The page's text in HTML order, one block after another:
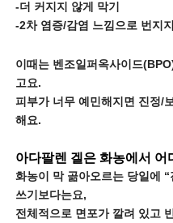
-더 커지지 않게 막기
-2차 염증/감염 느낌으로 번지
이때는 벤조일퍼옥사이드
고요.
피부가 너무 예민해지면 진정/
해요.
아다팔렌 겔은 화농에서 어
화농이 막 곪아오르는 당일에
쓰기보다는요,
전체적으로 면포가 깔려 있고